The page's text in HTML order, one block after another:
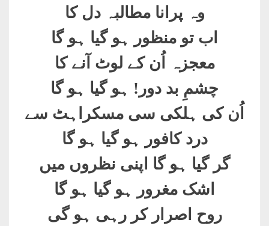
وہ پرانا مطالبہ دل کا
اب تو منظور ہو گیا ہو گا
معجزہ اُن کے لوٹ آنے کا
چشمِ بد دور! ہو گیا ہو گا
اُن کی ہلکی سی مسکراہٹ سے
درد کافور ہو گیا ہو گا
گر گیا ہو گا اپنی نظروں میں
اشک مغرور ہو گیا ہو گا
روح اصرار کر رہی ہو گی